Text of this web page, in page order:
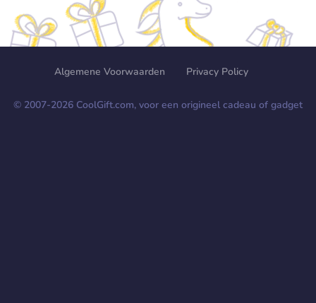
Algemene Voorwaarden Privacy Policy
© 2007-2026 CoolGift.com, voor een origineel cadeau of gadget